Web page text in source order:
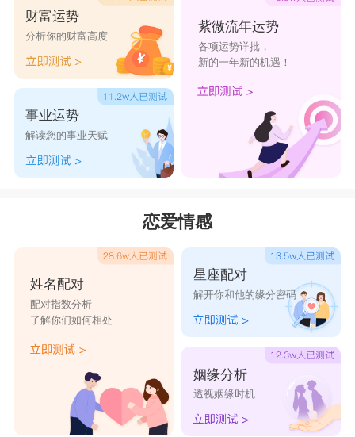
财富运势
分析你的财富高度
事业运势
解读您的事业天赋
紫微流年运势
各项运势详批，
新的一年新的机遇！
恋爱情感
姓名配对
配对指数分析
了解你们如何相处
星座配对
解开你和他的缘分密码
姻缘分析
透视姻缘时机